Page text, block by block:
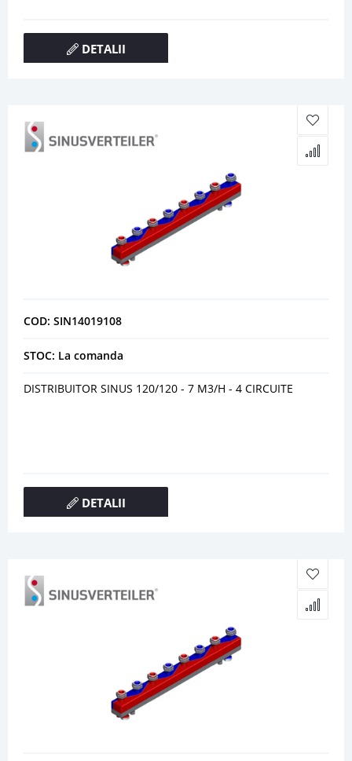
DETALII
COD: SIN14019108
STOC: La comanda
DISTRIBUITOR SINUS 120/120 - 7 M3/H - 4 CIRCUITE
DETALII